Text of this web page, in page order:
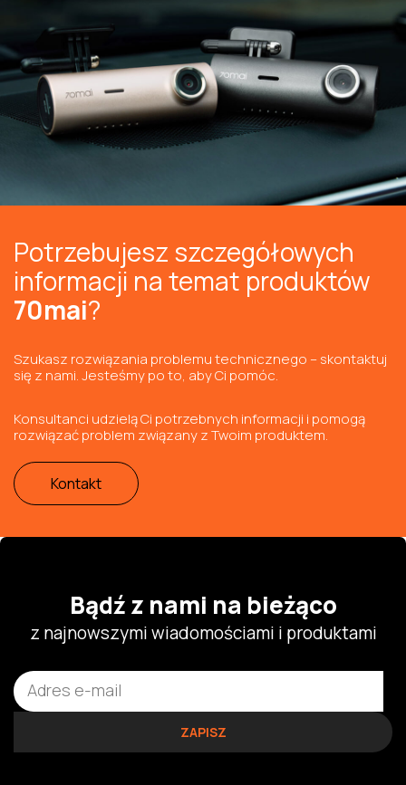
Potrzebujesz szczegółowych
informacji na temat produktów
70mai?
Szukasz rozwiązania problemu technicznego – skontaktuj
się z nami. Jesteśmy po to, aby Ci pomóc.
Konsultanci udzielą Ci potrzebnych informacji i pomogą
rozwiązać problem związany z Twoim produktem.
Kontakt
Bądź z nami na bieżąco
z najnowszymi wiadomościami i produktami